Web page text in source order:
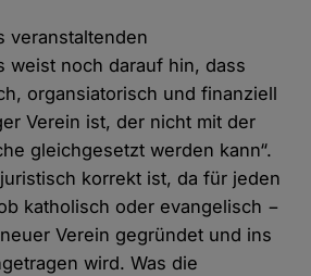
veranstaltenden
weist noch darauf hin, dass
organsiatorisch und finanziell
Verein ist, der nicht mit der
gleichgesetzt werden kann“.
korrekt ist, da für jeden
katholisch oder evangelisch −
Verein gegründet und ins
wird. Was die